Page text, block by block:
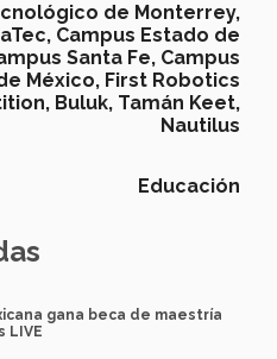
de Monterrey,
Campus Estado de
Santa Fe, Campus
México, First Robotics
Buluk, Tamán Keet,
Nautilus
Educación
gana beca de maestría
LIVE